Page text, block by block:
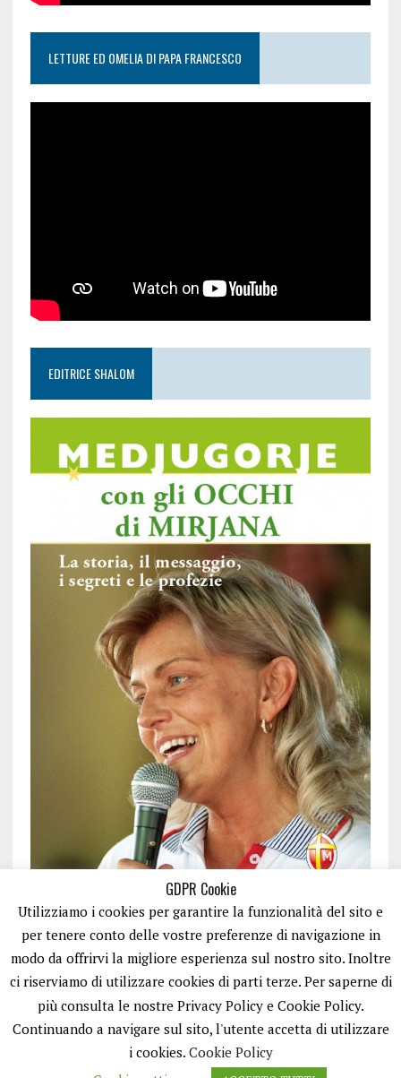
LETTURE ED OMELIA DI PAPA FRANCESCO
EDITRICE SHALOM
ISCRIVITI
GDPR Cookie
Utilizziamo i cookies per garantire la funzionalità del sito e
per tenere conto delle vostre preferenze di navigazione in
modo da offrirvi la migliore esperienza sul nostro sito. Inoltre
ci riserviamo di utilizzare cookies di parti terze. Per saperne di
più consulta le nostre Privacy Policy e Cookie Policy.
Continuando a navigare sul sito, l'utente accetta di utilizzare
i cookies. Cookie Policy